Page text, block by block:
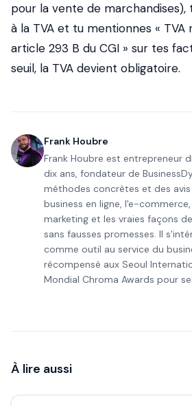
pour la vente de marchandises),
à la TVA et tu mentionnes « TVA
article 293 B du CGI » sur tes
seuil, la TVA devient obligatoire.
Frank Houbre
Frank Houbre est entrepreneur
dix ans, fondateur de
méthodes concrètes et des
business en ligne, l'e-
marketing et les vraies façons
sans fausses promesses. Il
comme outil au service du
récompensé aux Seoul
Mondial Chroma Awards pour
À lire aussi